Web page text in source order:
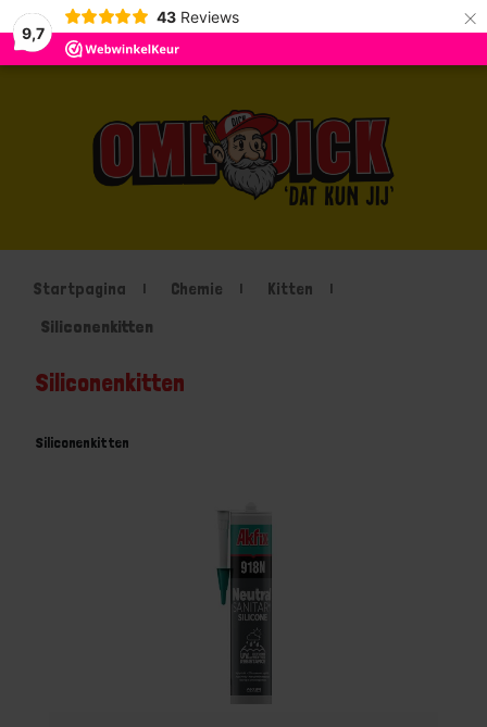
9,7
43 Reviews ×
Startpagina Chemie
Kitten
Siliconenkitten
Siliconenkitten
Siliconenkitten